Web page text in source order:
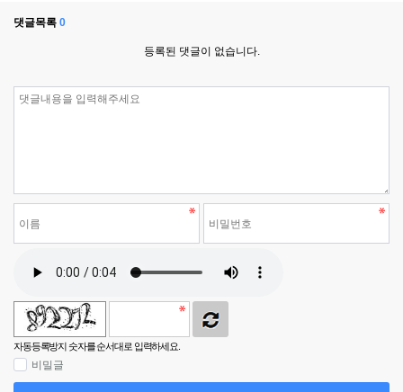
댓글목록 0
등록된 댓글이 없습니다.
자동등록방지 숫자를 순서대로 입력하세요.
비밀글